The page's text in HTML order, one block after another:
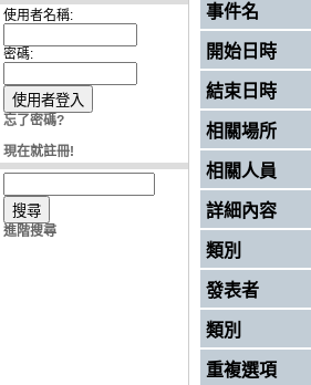
使用者名稱:
密碼:
忘了密碼?
現在就註冊!
進階搜尋
事件名
開始日時
結束日時
相關場所
相關人員
詳細內容
類別
發表者
類別
重複選項